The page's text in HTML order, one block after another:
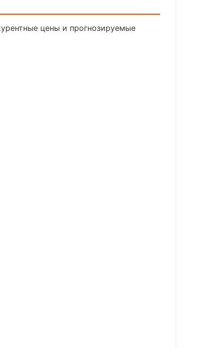
цены и прогнозируемые